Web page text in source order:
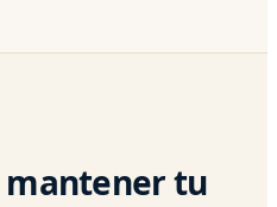
mantener tu